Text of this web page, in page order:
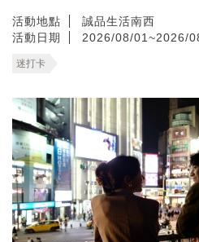
活動地點
誠品生活南西
活動日期
2026/08/01~2026/
迷打卡